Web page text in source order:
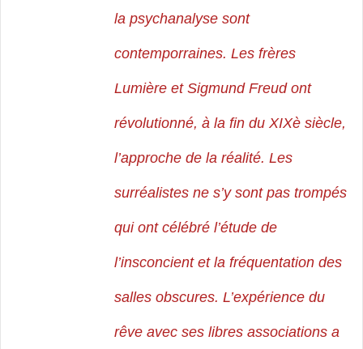
la psychanalyse sont
contemporraines. Les frères
Lumière et Sigmund Freud ont
révolutionné, à la fin du XIXè siècle,
l’approche de la réalité. Les
surréalistes ne s’y sont pas trompés
qui ont célébré l’étude de
l’insconcient et la fréquentation des
salles obscures. L’expérience du
rêve avec ses libres associations a